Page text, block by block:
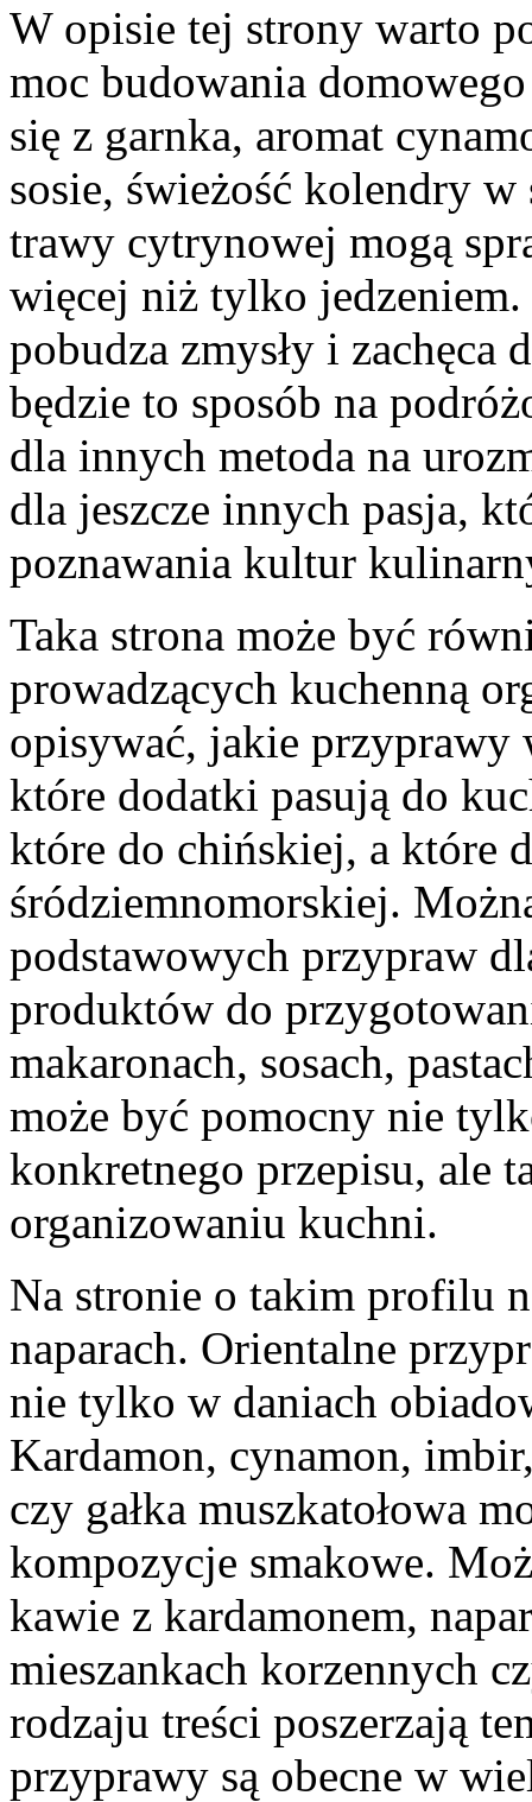
W opisie tej strony warto
moc budowania
się z garnka, aromat
sosie, świeżość kolendry w
trawy cytrynowej mogą
więcej niż tylko
pobudza zmysły i zachęca
będzie to sposób na
dla innych metoda na
dla jeszcze innych pasja,
poznawania kultur
Taka strona może być
prowadzących kuchenną
opisywać, jakie przyprawy
które dodatki pasują do
które do chińskiej, a które
śródziemnomorskiej.
podstawowych przypraw
produktów do
makaronach, sosach,
może być pomocny nie
konkretnego przepisu, ale
organizowaniu kuchni.
Na stronie o takim profilu
naparach. Orientalne
nie tylko w daniach
Kardamon, cynamon,
czy gałka muszkatołowa
kompozycje smakowe.
kawie z kardamonem,
mieszankach korzennych
rodzaju treści poszerzają
przyprawy są obecne w